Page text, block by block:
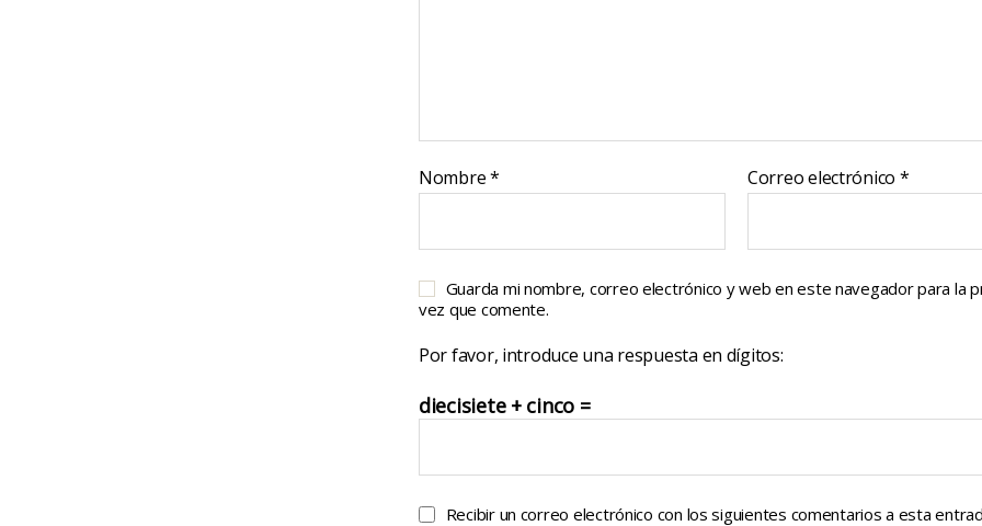
Nombre* Correo electrónico *
Guarda mi nombre, correo electrónico y web en este navegador para la
vez que comente.
Por favor, introduce una respuesta en dígitos:
diecisiete + cinco =
Recibir un correo electrónico con los siguientes comentarios a esta